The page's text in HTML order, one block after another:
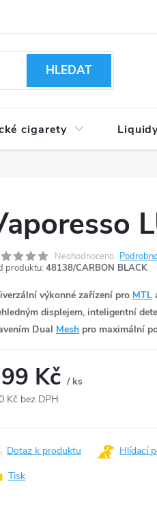
HLEDAT
cigarety
Neohodnoceno
produktu: 48138/CARBON BLACK
výkonné zařízení pro MTL
displejem, inteligentní
Dual Mesh pro maximální
Kč / ks
Kč bez DPH
Tisk
Dotaz k produktu Hlídací